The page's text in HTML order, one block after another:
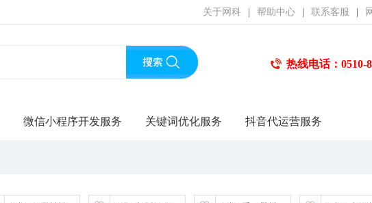
关于网科 帮助中心 联系客服
热线电话：0510-
微信小程序开发服务 关键词优化服务 抖音代运营服务